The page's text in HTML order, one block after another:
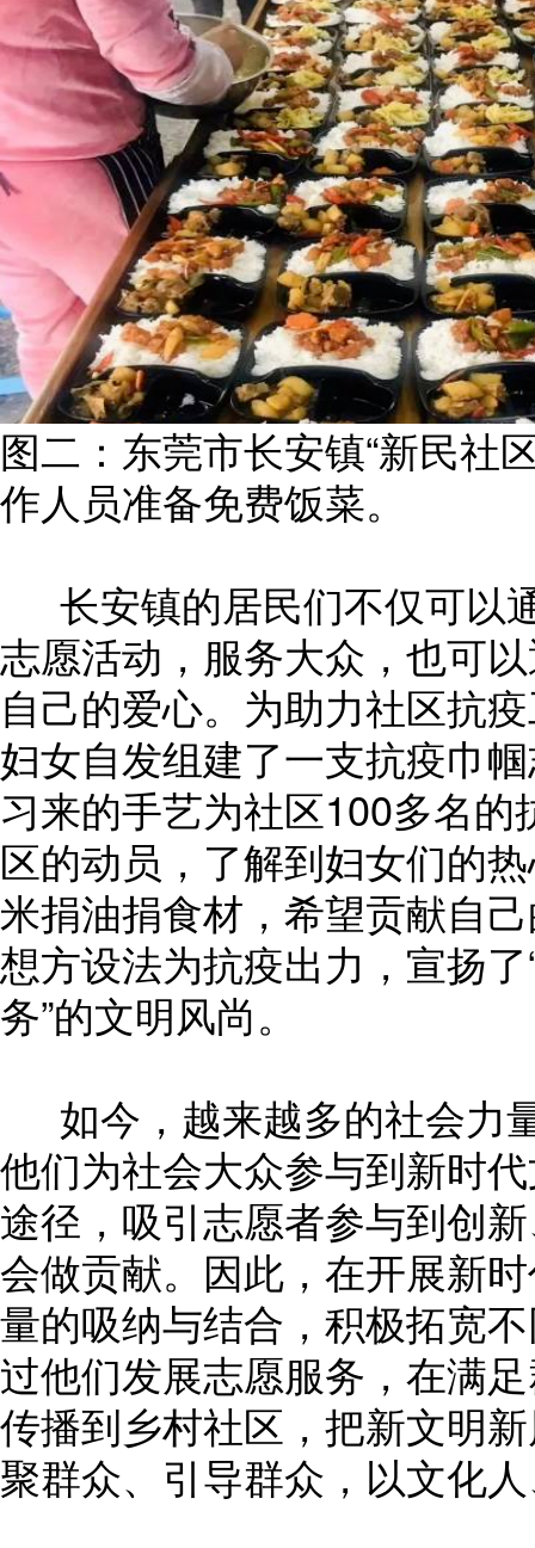
图二：东莞市长安镇“新民社
作人员准备免费饭菜。
长安镇的居民们不仅可以
志愿活动，服务大众，也可
自己的爱心。为助力社区抗
妇女自发组建了一支抗疫巾
习来的手艺为社区100多名
区的动员，了解到妇女们的
米捐油捐食材，希望贡献自
想方设法为抗疫出力，宣扬
务”的文明风尚。
如今，越来越多的社会力
他们为社会大众参与到新时
途径，吸引志愿者参与到创
会做贡献。因此，在开展新
量的吸纳与结合，积极拓宽
过他们发展志愿服务，在满
传播到乡村社区，把新文明
聚群众、引导群众，以文化